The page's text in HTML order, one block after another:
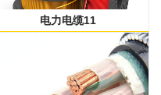
电力电缆11